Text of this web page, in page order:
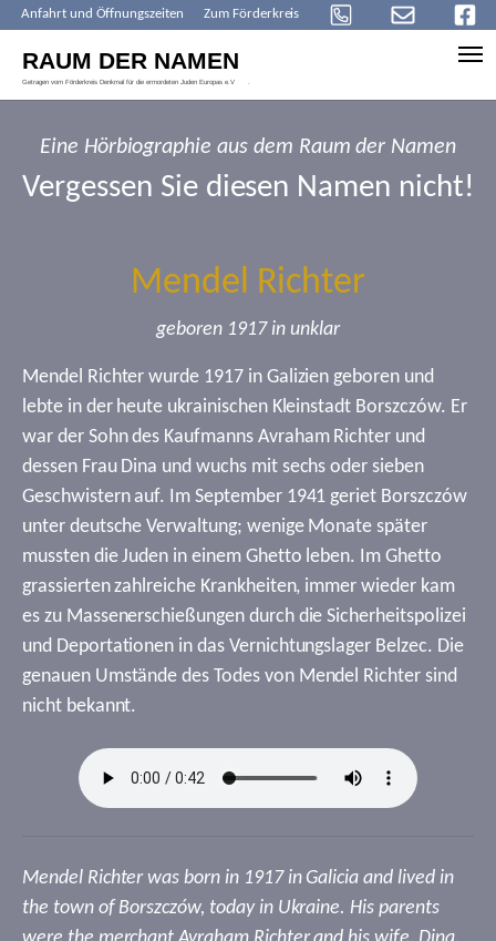
Anfahrt und Öffnungszeiten Zum Förderkreis
Eine Hörbiographie aus dem Raum der Namen
Vergessen Sie diesen Namen nicht!
Mendel Richter
geboren 1917 in unklar
Mendel Richter wurde 1917 in Galizien geboren und
lebte in der heute ukrainischen Kleinstadt Borszczów. Er
war der Sohn des Kaufmanns Avraham Richter und
dessen Frau Dina und wuchs mit sechs oder sieben
Geschwistern auf. Im September 1941 geriet Borszczów
unter deutsche Verwaltung; wenige Monate später
mussten die Juden in einem Ghetto leben. Im Ghetto
grassierten zahlreiche Krankheiten, immer wieder kam
es zu Massenerschießungen durch die Sicherheitspolizei
und Deportationen in das Vernichtungslager Belzec. Die
genauen Umstände des Todes von Mendel Richter sind
nicht bekannt.
Mendel Richter was born in 1917 in Galicia and lived in
the town of Borszczów, today in Ukraine. His parents